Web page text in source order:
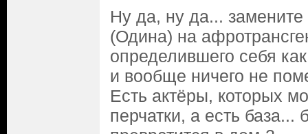
Ну да, ну да...
(Одина) на
определившего себя
и вообще ничего не
Есть актёры, которых
перчатки, а есть база...